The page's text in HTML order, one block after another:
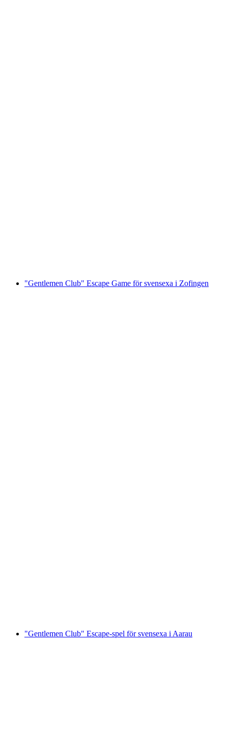
"Gentlemen Club" Escape Game för svensexa i Zofingen
"Gentlemen Club" Escape-spel för svensexa i Aarau